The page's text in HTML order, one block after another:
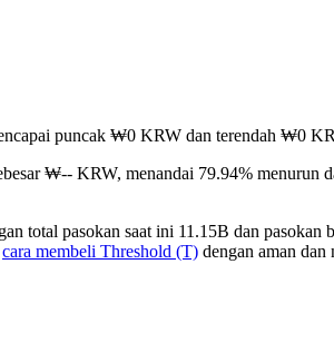
puncak ₩0 KRW dan terendah ₩0
₩-- KRW, menandai 79.94% menurun
total pasokan saat ini 11.15B dan pasokan
cara membeli Threshold (T) dengan aman dan